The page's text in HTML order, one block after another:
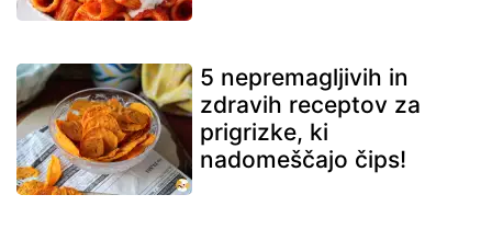
5 nepremagljivih in
zdravih receptov za
prigrizke, ki
nadomeščajo čips!